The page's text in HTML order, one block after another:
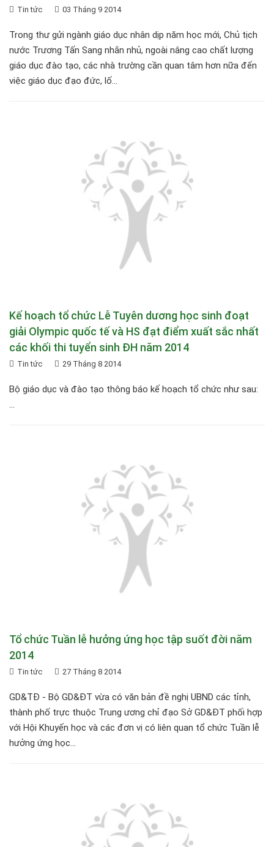
Tin tức 03 Tháng 9 2014
Trong thư gửi ngành giáo dục nhân dịp năm học mới, Chủ tịch
nước Trương Tấn Sang nhắn nhủ, ngoài nâng cao chất lượng
giáo dục đào tạo, các nhà trường cần quan tâm hơn nữa đến
việc giáo dục đạo đức, lố...
Kế hoạch tổ chức Lễ Tuyên dương học sinh đoạt
giải Olympic quốc tế và HS đạt điểm xuất sắc nhất
các khối thi tuyển sinh ĐH năm 2014
Tin tức 29 Tháng 8 2014
Bộ giáo dục và đào tạo thông báo kế hoạch tổ chức như sau:
...
Tổ chức Tuần lễ hưởng ứng học tập suốt đời năm
2014
Tin tức 27 Tháng 8 2014
GD&TĐ - Bộ GD&ĐT vừa có văn bản đề nghị UBND các tỉnh,
thành phố trực thuộc Trung ương chỉ đạo Sở GD&ĐT phối hợp
với Hội Khuyến học và các đơn vị có liên quan tổ chức Tuần lễ
hưởng ứng học...